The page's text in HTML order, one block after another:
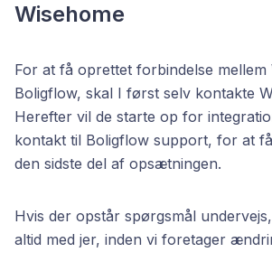
Wisehome
For at få oprettet forbindelse mellem
Boligflow, skal I først selv kontakte
Herefter vil de starte op for
kontakt til Boligflow support, for at
den sidste del af opsætningen.
Hvis der opstår spørgsmål
altid med jer, inden vi foretager